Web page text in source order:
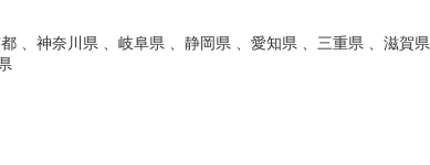
、神奈川県 、岐阜県 、静岡県 、愛知県 、三重県 、滋賀県